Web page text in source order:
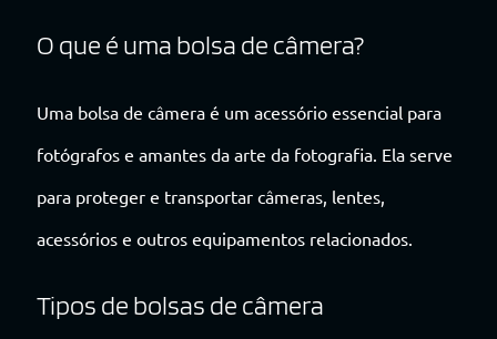
O que é uma bolsa de câmera?
Uma bolsa de câmera é um acessório essencial para
fotógrafos e amantes da arte da fotografia. Ela serve
para proteger e transportar câmeras, lentes,
acessórios e outros equipamentos relacionados.
Tipos de bolsas de câmera